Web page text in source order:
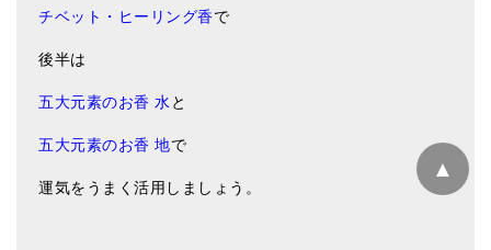
チベット・ヒーリング香で
後半は
五大元素のお香 水 と
五大元素のお香 地で
運気をうまく活用しましょう。
▲